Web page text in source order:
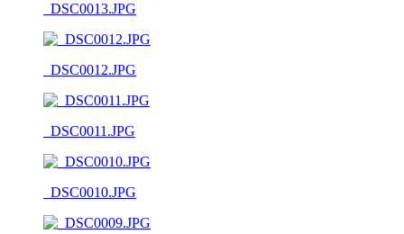
_DSC0013.JPG
_DSC0012.JPG
_DSC0011.JPG
_DSC0010.JPG